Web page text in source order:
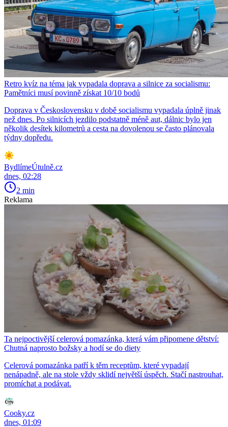
Retro kvíz na téma jak vypadala doprava a silnice za socialismu:
Pamětníci musí povinně získat 10/10 bodů
Doprava v Československu v době socialismu vypadala úplně jinak
než dnes. Po silnicích jezdilo podstatně méně aut, dálnic bylo jen
několik desítek kilometrů a cesta na dovolenou se často plánovala
týdny dopředu.
BydlímeÚtulně.cz
dnes, 02:28
2 min
Reklama
Ta nejpoctivější celerová pomazánka, která vám připomene dětství:
Chutná naprosto božsky a hodí se do diety
Celerová pomazánka patří k těm receptům, které vypadají
nenápadně, ale na stole vždy sklidí největší úspěch. Stačí nastrouhat,
promíchat a podávat.
Cooky.cz
dnes, 01:09